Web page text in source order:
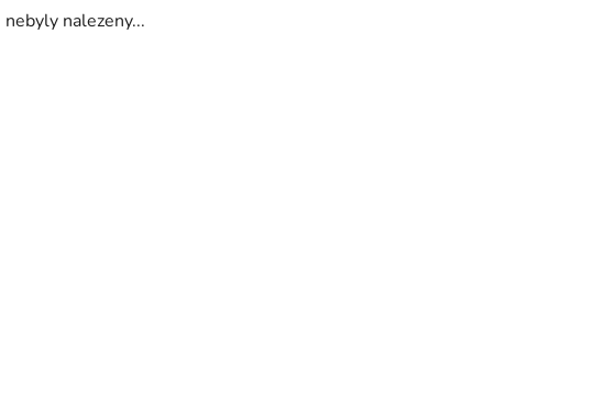
nebyly nalezeny...